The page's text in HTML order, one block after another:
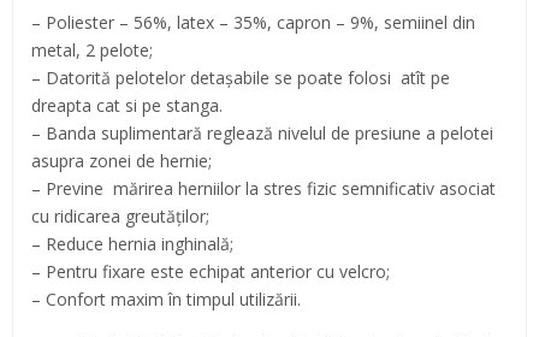
– Poliester – 56%, latex – 35%, capron – 9%, semiinel din
metal, 2 pelote;
– Datorită pelotelor detaşabile se poate folosi atît pe
dreapta cat si pe stanga.
– Banda suplimentară reglează nivelul de presiune a pelotei
asupra zonei de hernie;
– Previne mărirea herniilor la stres fizic semnificativ asociat
cu ridicarea greutăţilor;
– Reduce hernia inghinală;
– Pentru fixare este echipat anterior cu velcro;
– Confort maxim în timpul utilizării.